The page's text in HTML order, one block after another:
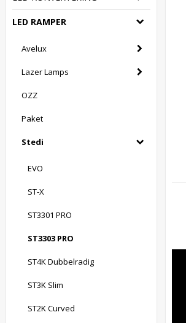
LED RAMPER
Avelux
Lazer Lamps
OZZ
Paket
Stedi
EVO
ST-X
ST3301 PRO
ST3303 PRO
ST4K Dubbelradig
ST3K Slim
ST2K Curved